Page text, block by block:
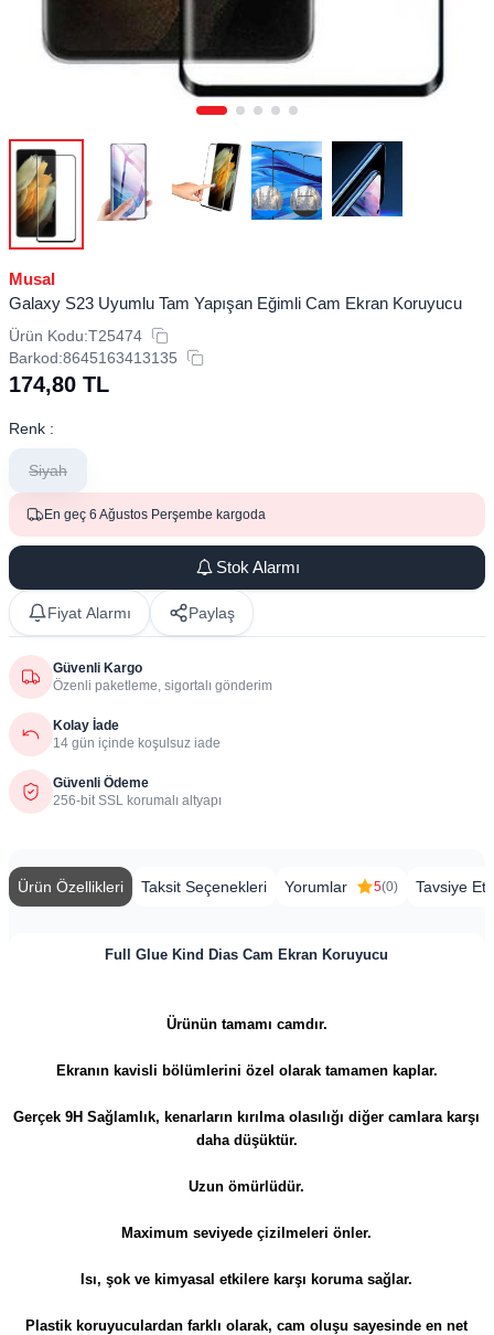
Musal
Galaxy S23 Uyumlu Tam Yapışan Eğimli Cam Ekran Koruyucu
Ürün Kodu:T25474
Barkod:8645163413135
174,80 TL
Renk :
Siyah
En geç 6 Ağustos Perşembe kargoda
Stok Alarmı
Fiyat Alarmı Paylaş
Güvenli Kargo
Özenli paketleme, sigortalı gönderim
Kolay İade
14 gün içinde koşulsuz iade
Güvenli Ödeme
256-bit SSL korumalı altyapı
Ürün Özellikleri Taksit Seçenekleri Yorumlar 5(0) Tavsiye Et
Full Glue Kind Dias Cam Ekran Koruyucu
​​​​​​​​​​​​​​​​​​​​​​​​​​​​​Ürünün tamamı camdır.
Ekranın kavisli bölümlerini özel olarak tamamen kaplar.
Gerçek 9H Sağlamlık, kenarların kırılma olasılığı diğer camlara karşı
daha düşüktür.
Uzun ömürlüdür.
Maximum seviyede çizilmeleri önler.
Isı, şok ve kimyasal etkilere karşı koruma sağlar.
Plastik koruyuculardan farklı olarak, cam oluşu sayesinde en net